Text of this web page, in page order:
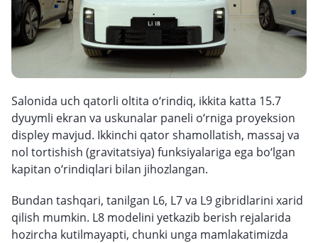
Salonida uch qatorli oltita o‘rindiq, ikkita katta 15.7
dyuymli ekran va uskunalar paneli o‘rniga proyeksion
displey mavjud. Ikkinchi qator shamollatish, massaj va
nol tortishish (gravitatsiya) funksiyalariga ega bo‘lgan
kapitan o‘rindiqlari bilan jihozlangan.
Bundan tashqari, tanilgan L6, L7 va L9 gibridlarini xarid
qilish mumkin. L8 modelini yetkazib berish rejalarida
hozircha kutilmayapti, chunki unga mamlakatimizda